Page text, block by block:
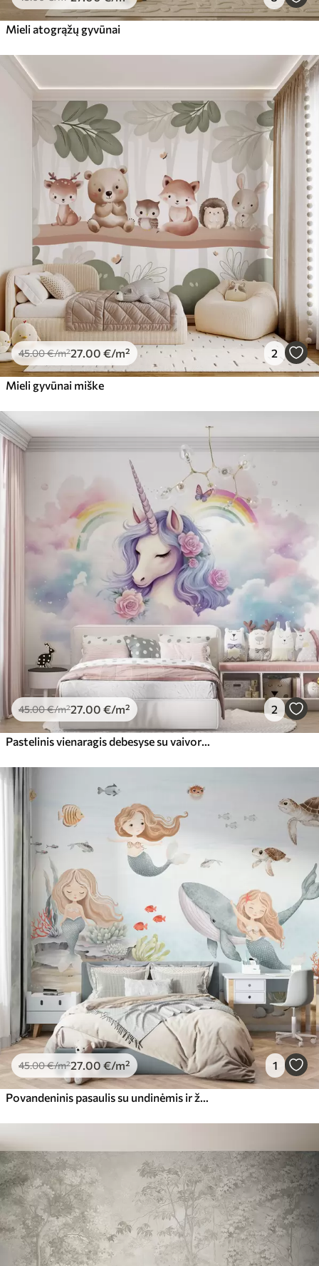
Mieli atogrąžų gyvūnai
45.00€/m²27 .00 €/m² 2
Mieli gyvūnai miške
45.00€/m²27 .00 €/m² 2
45.00€/m²27 .00 €/m² 1